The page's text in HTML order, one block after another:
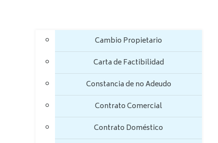
Cambio Propietario
Carta de Factibilidad
Constancia de no Adeudo
Contrato Comercial
Contrato Doméstico